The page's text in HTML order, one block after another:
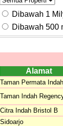
Dibawah 1
Dibawah 500
Alamat
Taman Permata Indah
Taman Indah
Citra Indah Bristol B
Sidoarjo